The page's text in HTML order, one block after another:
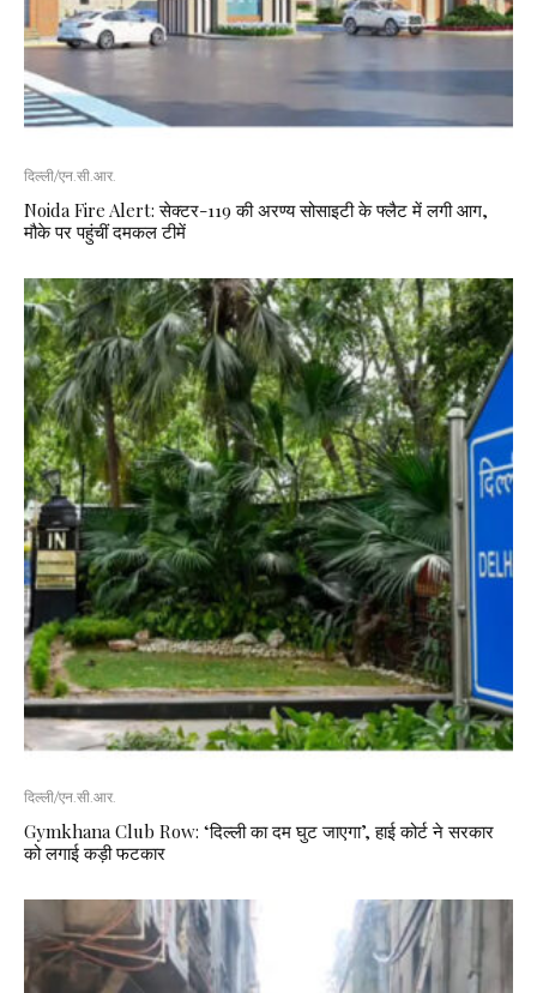
दिल्ली/एन.सी.आर.
Noida Fire Alert: सेक्टर-119 की अरण्य सोसाइटी के फ्लैट में लगी आग,
मौके पर पहुंचीं दमकल टीमें
दिल्ली/एन.सी.आर.
Gymkhana Club Row: ‘दिल्ली का दम घुट जाएगा’, हाई कोर्ट ने सरकार
को लगाई कड़ी फटकार